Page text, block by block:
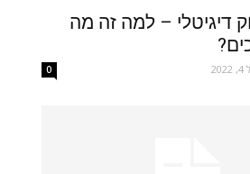
דיגיטלי – למה זה מה
0